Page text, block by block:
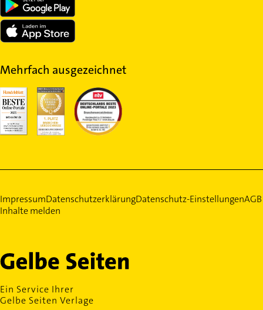
Mehrfach ausgezeichnet
ImpressumDatenschutzerklärungDatenschutz-EinstellungenAGB
Inhalte melden
Ein Service Ihrer
Gelbe Seiten Verlage